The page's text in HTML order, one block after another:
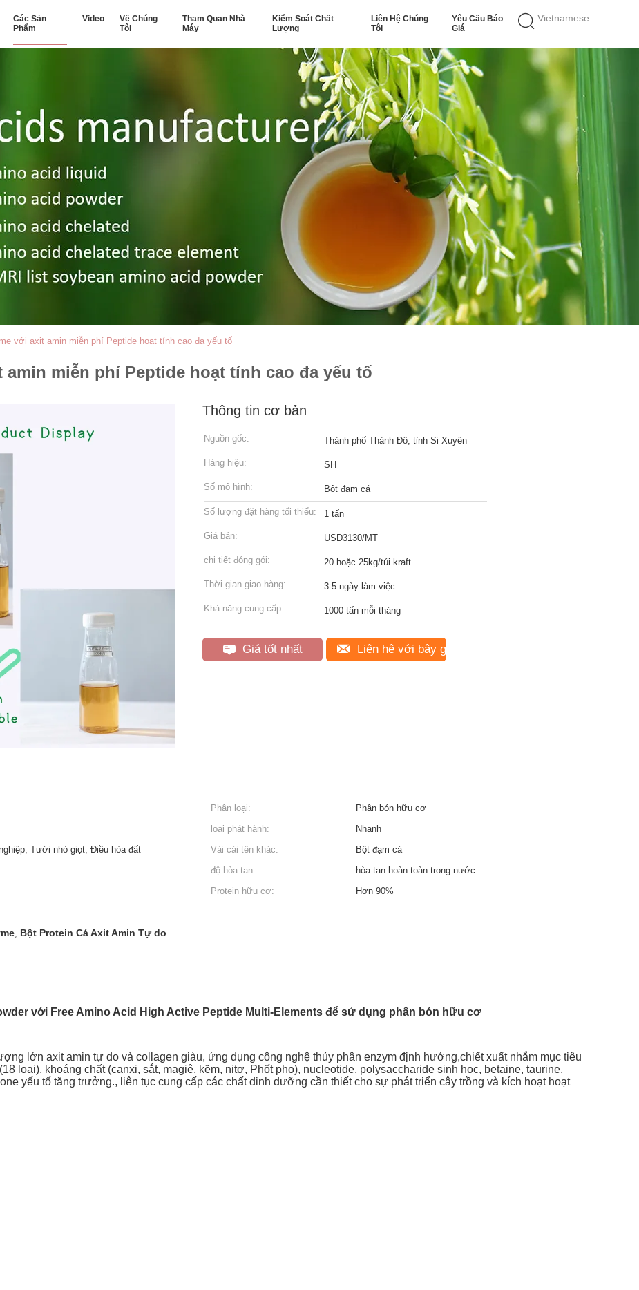
Vietnamese
Các Sản
Phẩm
Video
Về Chúng
Tôi
Tham Quan Nhà
Máy
Kiểm Soát Chất
Lượng
Liên Hệ Chúng
Tôi
Yêu Cầu Báo
Giá
với axit amin miễn phí Peptide hoạt tính cao đa yếu tố
miễn phí Peptide hoạt tính cao đa yếu tố
Thông tin cơ bản
Nguồn gốc: Thành phố Thành Đô, tỉnh Si Xuyên
Hàng hiệu: SH
Số mô hình: Bột đạm cá
Số lượng đặt hàng tối thiểu: 1 tấn
Giá bán: USD3130/MT
chi tiết đóng gói: 20 hoặc 25kg/túi kraft
Thời gian giao hàng: 3-5 ngày làm việc
Khả năng cung cấp: 1000 tấn mỗi tháng
Giá tốt nhất Liên hệ với bây giờ
Phân loại:
Phân bón hữu cơ
loại phát hành:
Nhanh
Tưới nhỏ giọt, Điều hòa đất Vài cái tên khác:
Bột đạm cá
độ hòa tan:
hòa tan hoàn toàn trong nước
Protein hữu cơ:
Hơn 90%
, Bột Protein Cá Axit Amin Tự do
với Free Amino Acid High Active Peptide Multi-Elements để sử dụng phân bón hữu cơ
lớn axit amin tự do và collagen giàu, ứng dụng công nghệ thủy phân enzym định hướng,chiết xuất nhắm mục tiêu
loại), khoáng chất (canxi, sắt, magiê, kẽm, nitơ, Phốt pho), nucleotide, polysaccharide sinh học, betaine, taurine,
yếu tố tăng trưởng., liên tục cung cấp các chất dinh dưỡng cần thiết cho sự phát triển cây trồng và kích hoạt hoạt